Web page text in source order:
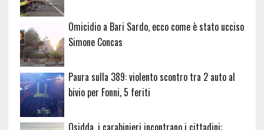
Omicidio a Bari Sardo, ecco come è stato ucciso
Simone Concas
Paura sulla 389: violento scontro tra 2 auto al
bivio per Fonni, 5 feriti
Osidda, i carabinieri incontrano i cittadini: